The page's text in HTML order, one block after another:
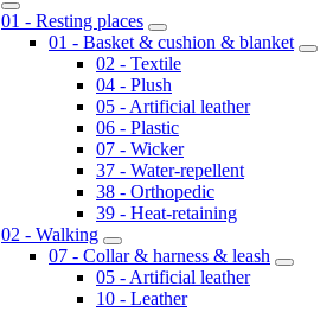
01 - Resting places
01 - Basket & cushion & blanket
02 - Textile
04 - Plush
05 - Artificial leather
06 - Plastic
07 - Wicker
37 - Water-repellent
38 - Orthopedic
39 - Heat-retaining
02 - Walking
07 - Collar & harness & leash
05 - Artificial leather
10 - Leather